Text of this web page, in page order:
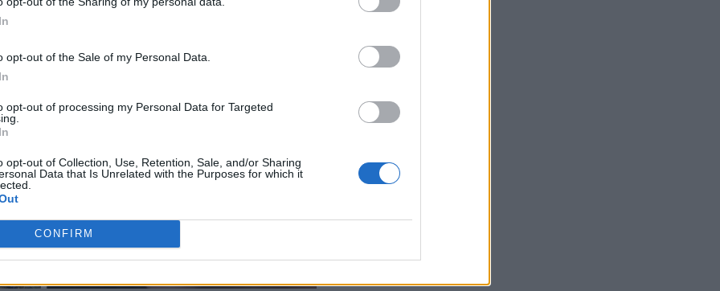
opt-out of the Sale of my Personal Data.
opt-out of processing my Personal Data for Targeted
opt-out of Collection, Use, Retention, Sale, and/or Sharing
Data that Is Unrelated with the Purposes for which it
CONFIRM